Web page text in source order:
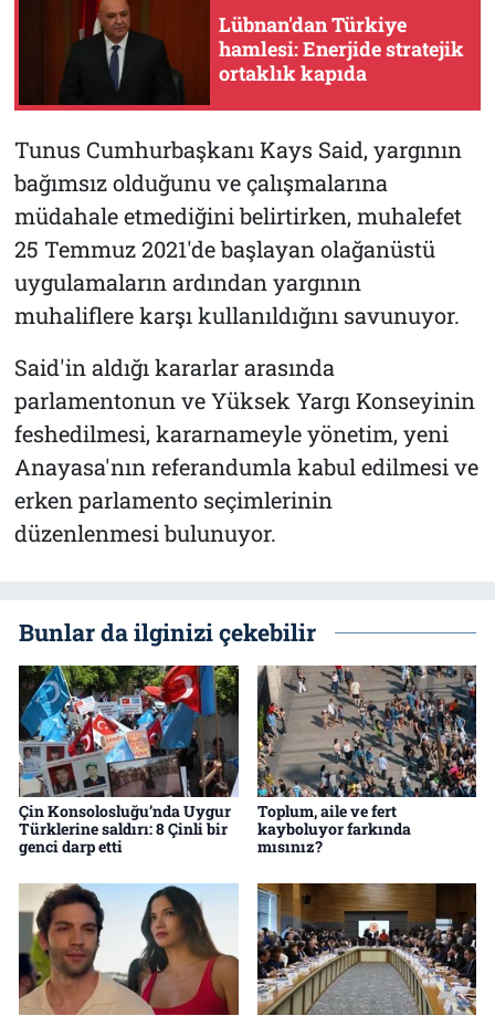
Lübnan'dan Türkiye
hamlesi: Enerjide stratejik
ortaklık kapıda
Tunus Cumhurbaşkanı Kays Said, yargının
bağımsız olduğunu ve çalışmalarına
müdahale etmediğini belirtirken, muhalefet
25 Temmuz 2021'de başlayan olağanüstü
uygulamaların ardından yargının
muhaliflere karşı kullanıldığını savunuyor.
Said'in aldığı kararlar arasında
parlamentonun ve Yüksek Yargı Konseyinin
feshedilmesi, kararnameyle yönetim, yeni
Anayasa'nın referandumla kabul edilmesi ve
erken parlamento seçimlerinin
düzenlenmesi bulunuyor.
Bunlar da ilginizi çekebilir
Çin Konsolosluğu’nda Uygur
Türklerine saldırı: 8 Çinli bir
genci darp etti
Toplum, aile ve fert
kayboluyor farkında
mısınız?